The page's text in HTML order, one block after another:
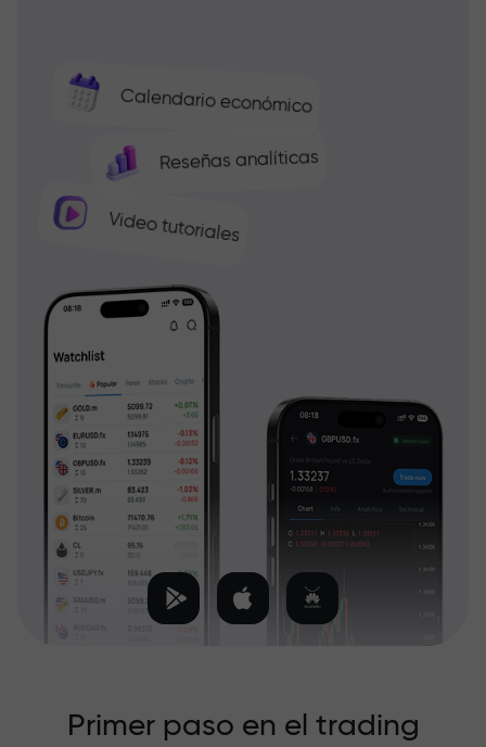
Calendario económico
Reseñas analíticas
Video tutoriales
Primer paso en el trading